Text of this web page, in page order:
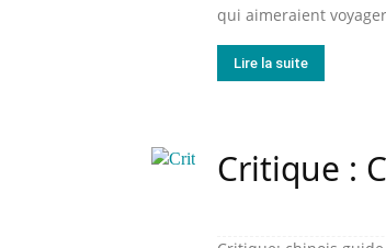
qui aimeraient
Lire la suite
Critique :